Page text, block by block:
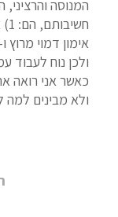
המנוסה
ולכן נוח לעבוד
כאשר אני רואה
ולא מבינים